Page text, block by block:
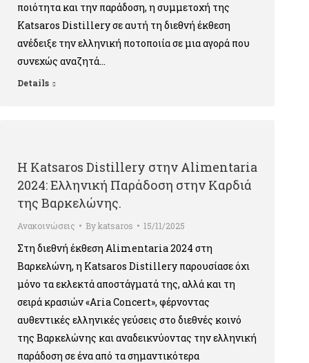
ποιότητα και την παράδοση, η συμμετοχή της
Κatsaros Distillery σε αυτή τη διεθνή έκθεση
ανέδειξε την ελληνική ποτοποιία σε μια αγορά που
συνεχώς αναζητά…
Details
Η Katsaros Distillery στην Alimentaria
2024: Ελληνική Παράδοση στην Καρδιά
της Βαρκελώνης.
Ανακοινώσεις Bykatsaros 15/11/2025
Στη διεθνή έκθεση Alimentaria 2024 στη
Βαρκελώνη, η Katsaros Distillery παρουσίασε όχι
μόνο τα εκλεκτά αποστάγματά της, αλλά και τη
σειρά κρασιών «Aria Concert», φέρνοντας
αυθεντικές ελληνικές γεύσεις στο διεθνές κοινό
της Βαρκελώνης και αναδεικνύοντας την ελληνική
παράδοση σε ένα από τα σημαντικότερα